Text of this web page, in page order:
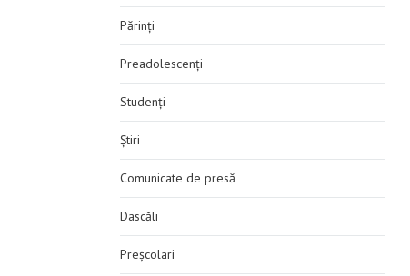
Părinți
Preadolescenți
Studenți
Știri
Comunicate de presă
Dascăli
Preșcolari